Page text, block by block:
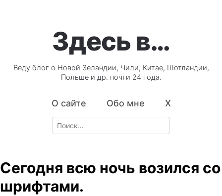
Здесь в…
Веду блог о Новой Зеландии, Чили, Китае, Шотландии,
Польше и др. почти 24 года.
О сайте Обо мне X
Search
for:
Сегодня всю ночь возился со
шрифтами.